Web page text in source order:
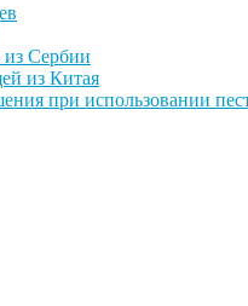
из Сербии
из Китая
при использовании